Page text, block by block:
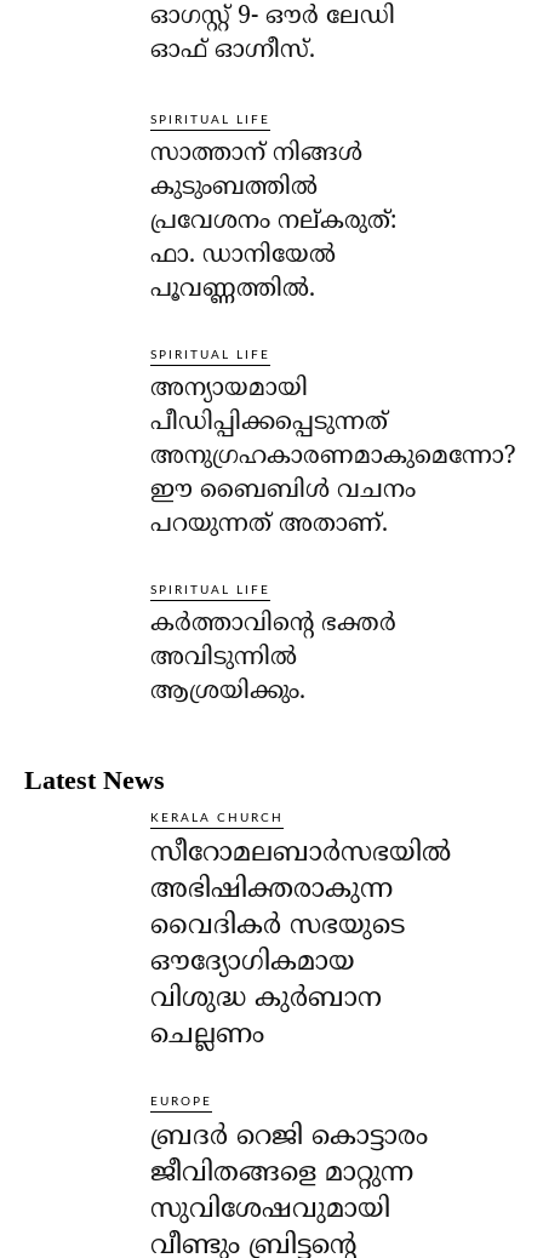
ഓഗസ്റ്റ് 9- ഔര്‍ ലേഡി
ഓഫ് ഓഗ്നീസ്.
SPIRITUAL LIFE
സാത്താന് നിങ്ങള്‍
കുടുംബത്തില്‍
പ്രവേശനം നല്കരുത്:
ഫാ. ഡാനിയേല്‍
പൂവണ്ണത്തില്‍.
SPIRITUAL LIFE
അന്യായമായി
പീഡിപ്പിക്കപ്പെടുന്നത്
അനുഗ്രഹകാരണമാകുമെന്നോ?
ഈ ബൈബിള്‍ വചനം
പറയുന്നത് അതാണ്.
SPIRITUAL LIFE
കര്‍ത്താവിന്റെ ഭക്തര്‍
അവിടുന്നില്‍
ആശ്രയിക്കും.
Latest News
KERALA CHURCH
സീറോമലബാർസഭയിൽ
അഭിഷിക്തരാകുന്ന
വൈദികർ സഭയുടെ
ഔദ്യോഗികമായ
വിശുദ്ധ കുർബാന
ചെല്ലണം
EUROPE
ബ്രദർ റെജി കൊട്ടാരം
ജീവിതങ്ങളെ മാറ്റുന്ന
സുവിശേഷവുമായി
വീണ്ടും ബ്രിട്ടന്റെ